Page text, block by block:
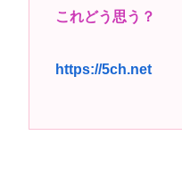
ポケカ資産が100万
まれるの？
これどう思う？
https://5ch.net